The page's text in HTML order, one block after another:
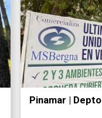
Pinamar |